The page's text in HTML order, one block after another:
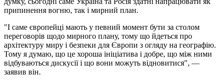
припинення вогню, так і мирний план.
"І саме європейці мають у певний момент бути за столом
переговорів щодо мирного плану, тому що йдеться про
архітектуру миру і безпеки для Європи з огляду на географію.
Тому я думаю, що це хороша ініціатива і добре, що між ними
відбуваються дискусії і що вони можуть відновитися", —
заявив він.